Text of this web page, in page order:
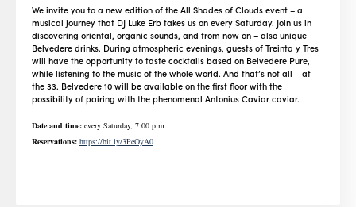
We invite you to a new edition of the All Shades of Clouds event – a
musical journey that DJ Luke Erb takes us on every Saturday. Join us in
discovering oriental, organic sounds, and from now on – also unique
Belvedere drinks. During atmospheric evenings, guests of Treinta y Tres
will have the opportunity to taste cocktails based on Belvedere Pure,
while listening to the music of the whole world. And that’s not all – at
the 33. Belvedere 10 will be available on the first floor with the
possibility of pairing with the phenomenal Antonius Caviar caviar.
Date and time: every Saturday, 7:00 p.m.
Reservations: https://bit.ly/3PeOyA0